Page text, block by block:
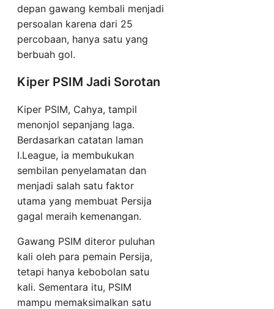
depan gawang kembali menjadi
persoalan karena dari 25
percobaan, hanya satu yang
berbuah gol.
Kiper PSIM Jadi Sorotan
Kiper PSIM, Cahya, tampil
menonjol sepanjang laga.
Berdasarkan catatan laman
I.League, ia membukukan
sembilan penyelamatan dan
menjadi salah satu faktor
utama yang membuat Persija
gagal meraih kemenangan.
Gawang PSIM diteror puluhan
kali oleh para pemain Persija,
tetapi hanya kebobolan satu
kali. Sementara itu, PSIM
mampu memaksimalkan satu